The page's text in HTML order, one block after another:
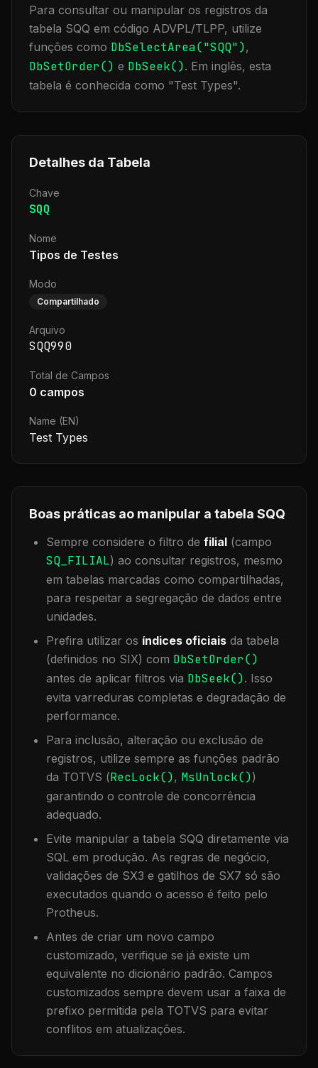
Para consultar ou manipular os registros da
tabela SQQ em código ADVPL/TLPP, utilize
funções como DbSelectArea("SQQ"),
DbSetOrder() e DbSeek(). Em inglês, esta
tabela é conhecida como "Test Types".
Detalhes da Tabela
Chave
SQQ
Nome
Tipos de Testes
Modo
Compartilhado
Arquivo
SQQ990
Total de Campos
0 campos
Name (EN)
Test Types
Boas práticas ao manipular a tabela SQQ
Sempre considere o filtro de filial (campo
SQ_FILIAL) ao consultar registros, mesmo
em tabelas marcadas como compartilhadas,
para respeitar a segregação de dados entre
unidades.
Prefira utilizar os índices oficiais da tabela
(definidos no SIX) com DbSetOrder()
antes de aplicar filtros via DbSeek(). Isso
evita varreduras completas e degradação de
performance.
Para inclusão, alteração ou exclusão de
registros, utilize sempre as funções padrão
da TOTVS (RecLock(), MsUnlock())
garantindo o controle de concorrência
adequado.
Evite manipular a tabela SQQ diretamente via
SQL em produção. As regras de negócio,
validações de SX3 e gatilhos de SX7 só são
executados quando o acesso é feito pelo
Protheus.
Antes de criar um novo campo
customizado, verifique se já existe um
equivalente no dicionário padrão. Campos
customizados sempre devem usar a faixa de
prefixo permitida pela TOTVS para evitar
conflitos em atualizações.